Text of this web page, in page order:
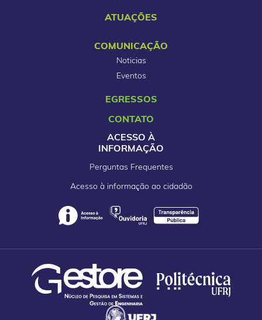
ATUAÇÕES
COMUNICAÇÃO
Noticias
Eventos
EGRESSOS
CONTATO
ACESSO À
INFORMAÇÃO
Perguntas Frequentes
Acesso à informação ao cidadão